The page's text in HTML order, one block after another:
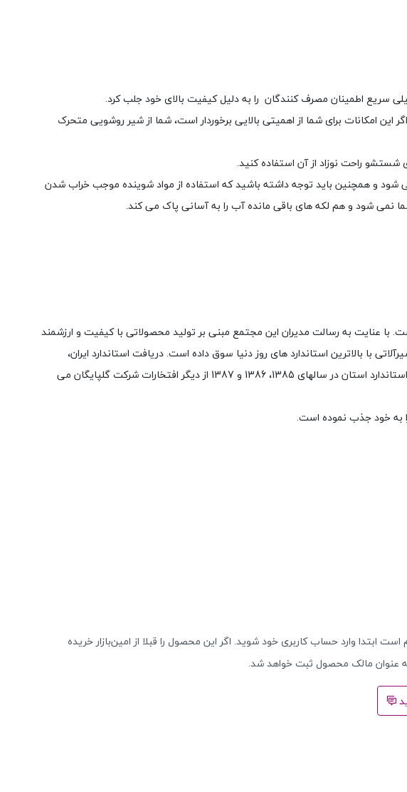
سریع اطمینان مصرف کنندگان را به دلیل کیفیت بالای خود جلب کرد.
امکانات برای شما از اهمیتی بالایی برخوردار است، شما از شیر روشویی متحرک
راحت نوزاد از آن استفاده کنید.
و همچنین باید توجه داشته باشید که استفاده از مواد شوینده موجب خراب شدن
نمی شود و هم لکه های باقی مانده آب را به آسانی پاک می کند.
با عنایت به رسالت مدیران این مجتمع مبنی بر تولید محصولاتی با کیفیت و ارزشمند
بالاترین استاندارد های روز دنیا سوق داده است. دریافت استاندارد ایران،
استاندارد CE اروپا، دریافت گواهینامه های متعدد همانند ISO 9001، 14001، 2008 و انتخاب این مجتمع به عنوان واحد نمونه استاندارد استان در سالهای 1385، 1386 و 1387 از دیگر افتخارات شرکت گلپایگان می
است ابتدا وارد حساب کاربری خود شوید. اگر این محصول را قبلا از امین‌بازار خریده
عنوان مالک محصول ثبت خواهد شد.